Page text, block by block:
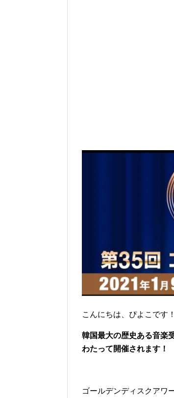
こんにちは、ぴよこです！
韓国最大の歴史ある音楽
わたって開催されます！
ゴールデンディスクアワ